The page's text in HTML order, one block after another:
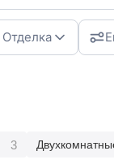
Отделка
3